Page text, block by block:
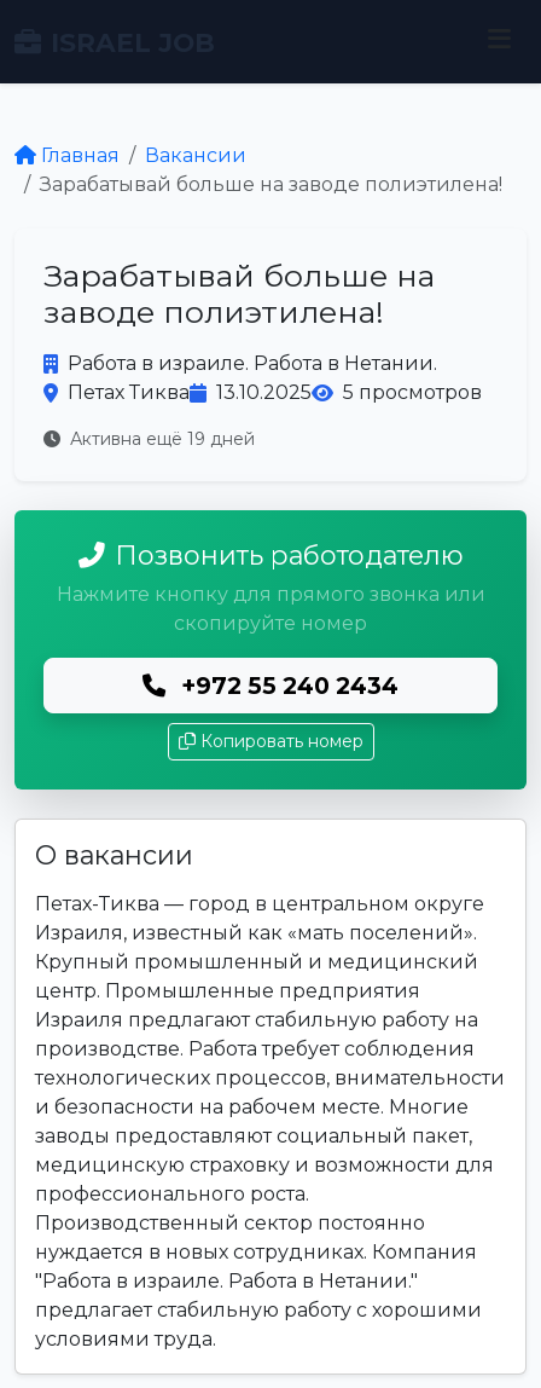
Главная
Вакансии
Зарабатывай больше на заводе полиэтилена!
Зарабатывай больше на
заводе полиэтилена!
Работа в израиле. Работа в Нетании.
Петах Тиква
13.10.2025 5 просмотров
Активна ещё 19 дней
Позвонить работодателю
Нажмите кнопку для прямого звонка или
скопируйте номер
+972 55 240 2434
Копировать номер
О вакансии
Петах-Тиква — город в центральном округе
Израиля, известный как «мать поселений».
Крупный промышленный и медицинский
центр. Промышленные предприятия
Израиля предлагают стабильную работу на
производстве. Работа требует соблюдения
технологических процессов, внимательности
и безопасности на рабочем месте. Многие
заводы предоставляют социальный пакет,
медицинскую страховку и возможности для
профессионального роста.
Производственный сектор постоянно
нуждается в новых сотрудниках. Компания
"Работа в израиле. Работа в Нетании."
предлагает стабильную работу с хорошими
условиями труда.